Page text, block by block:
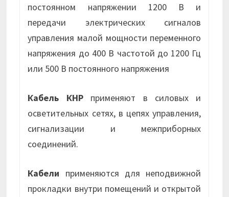
постоянном напряжении 1200 В и
передачи электрических сигналов
управления малой мощности переменного
напряжения до 400 В частотой до 1200 Гц
или 500 В постоянного напряжения
Кабель КНРприменяют в силовых и
осветительных сетях, в цепях управления,
сигнализации и межприборных
соединений.
Кабели применяются для неподвижной
прокладки внутри помещений и открытой